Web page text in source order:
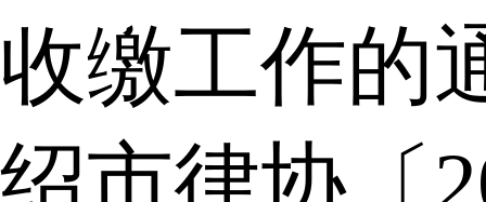
收缴工作的
绍市律协〔